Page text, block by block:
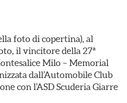
foto di copertina), al
il vincitore della 27ª
Milo – Memorial
dall’Automobile Club
con l’ASD Scuderia Giarre